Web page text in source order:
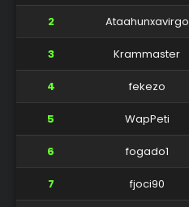
2 Ataahunxavirgo
3 Krammaster
4 fekezo
5 WapPeti
6 fogado1
7 fjoci90